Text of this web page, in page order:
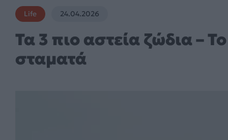
Life 24.04.2026
Τα 3 πιο αστεία ζώδια –
σταματά